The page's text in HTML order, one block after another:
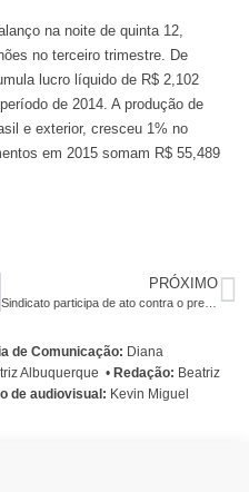
na noite de quinta 12,
no terceiro trimestre. De
lucro líquido de R$ 2,102
de 2014. A produção de
e exterior, cresceu 1% no
em 2015 somam R$ 55,489
PRÓXIMO
Sindicato participa de ato contra o presidente da Câmara
de Comunicação: Diana
Albuquerque • Redação: Beatriz
de audiovisual: Kevin Miguel